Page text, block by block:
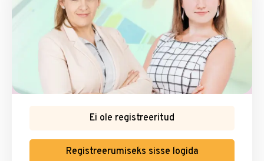
Ei ole registreeritud
Registreerumiseks sisse logida